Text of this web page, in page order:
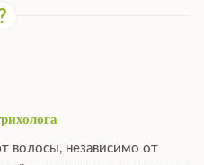
волосы, независимо от